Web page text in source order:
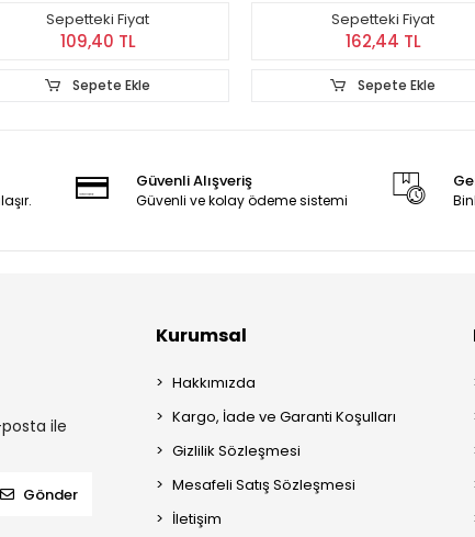
Sepetteki Fiyat
109,40 TL
Sepete Ekle
Sepetteki Fiyat
162,44 TL
Sepete Ekle
Güvenli Alışveriş
Güvenli ve kolay ödeme sistemi
ile
Gönder
Kurumsal
Hakkımızda
Kargo, İade ve Garanti Koşulları
Gizlilik Sözleşmesi
Mesafeli Satış Sözleşmesi
İletişim